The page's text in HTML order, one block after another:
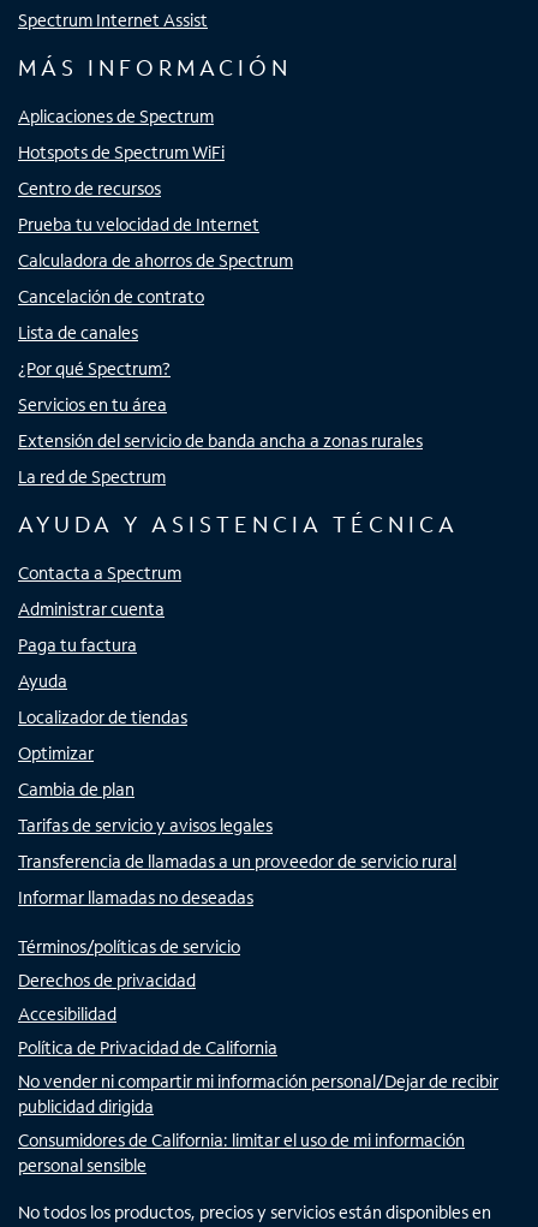
Spectrum Internet Assist
MÁS INFORMACIÓN
Aplicaciones de Spectrum
Hotspots de Spectrum WiFi
Centro de recursos
Prueba tu velocidad de Internet
Calculadora de ahorros de Spectrum
Cancelación de contrato
Lista de canales
¿Por qué Spectrum?
Servicios en tu área
Extensión del servicio de banda ancha a zonas rurales
La red de Spectrum
AYUDA Y ASISTENCIA TÉCNICA
Contacta a Spectrum
Administrar cuenta
Paga tu factura
Ayuda
Localizador de tiendas
Optimizar
Cambia de plan
Tarifas de servicio y avisos legales
Transferencia de llamadas a un proveedor de servicio rural
Informar llamadas no deseadas
Términos/políticas de servicio
Derechos de privacidad
Accesibilidad
Política de Privacidad de California
No vender ni compartir mi información personal/Dejar de recibir
publicidad dirigida
Consumidores de California: limitar el uso de mi información
personal sensible
No todos los productos, precios y servicios están disponibles en